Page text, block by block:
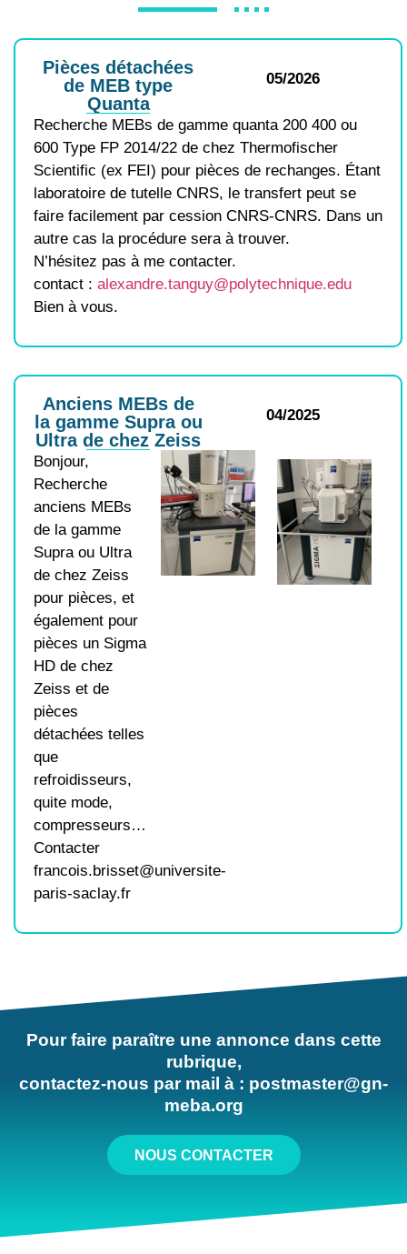
Pièces détachées
de MEB type
Quanta
05/2026
Recherche MEBs de gamme quanta 200 400 ou
600 Type FP 2014/22 de chez Thermofischer
Scientific (ex FEI) pour pièces de rechanges. Étant
laboratoire de tutelle CNRS, le transfert peut se
faire facilement par cession CNRS-CNRS. Dans un
autre cas la procédure sera à trouver.
N’hésitez pas à me contacter.
contact : alexandre.tanguy@polytechnique.edu
Bien à vous.
Anciens MEBs de
la gamme Supra ou
Ultra de chez Zeiss
04/2025
Bonjour,
Recherche
anciens MEBs
de la gamme
Supra ou Ultra
de chez Zeiss
pour pièces, et
également pour
pièces un Sigma
HD de chez
Zeiss et de
pièces
détachées telles
que
refroidisseurs,
quite mode,
compresseurs…
Contacter
francois.brisset@universite-
paris-saclay.fr
Pour faire paraître une annonce dans cette
rubrique,
contactez-nous par mail à : postmaster@gn-
meba.org
NOUS CONTACTER